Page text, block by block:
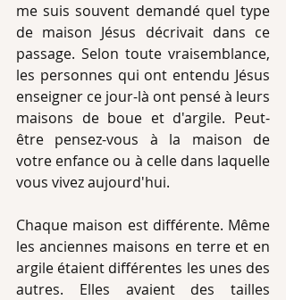
me suis souvent demandé quel type
de maison Jésus décrivait dans ce
passage. Selon toute vraisemblance,
les personnes qui ont entendu Jésus
enseigner ce jour-là ont pensé à leurs
maisons de boue et d'argile. Peut-
être pensez-vous à la maison de
votre enfance ou à celle dans laquelle
vous vivez aujourd'hui.
Chaque maison est différente. Même
les anciennes maisons en terre et en
argile étaient différentes les unes des
autres. Elles avaient des tailles